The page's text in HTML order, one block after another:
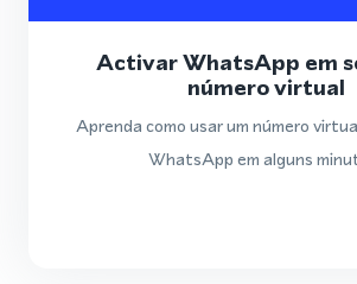
Activar WhatsApp em
número virtual
Aprenda como usar um número
WhatsApp em alguns